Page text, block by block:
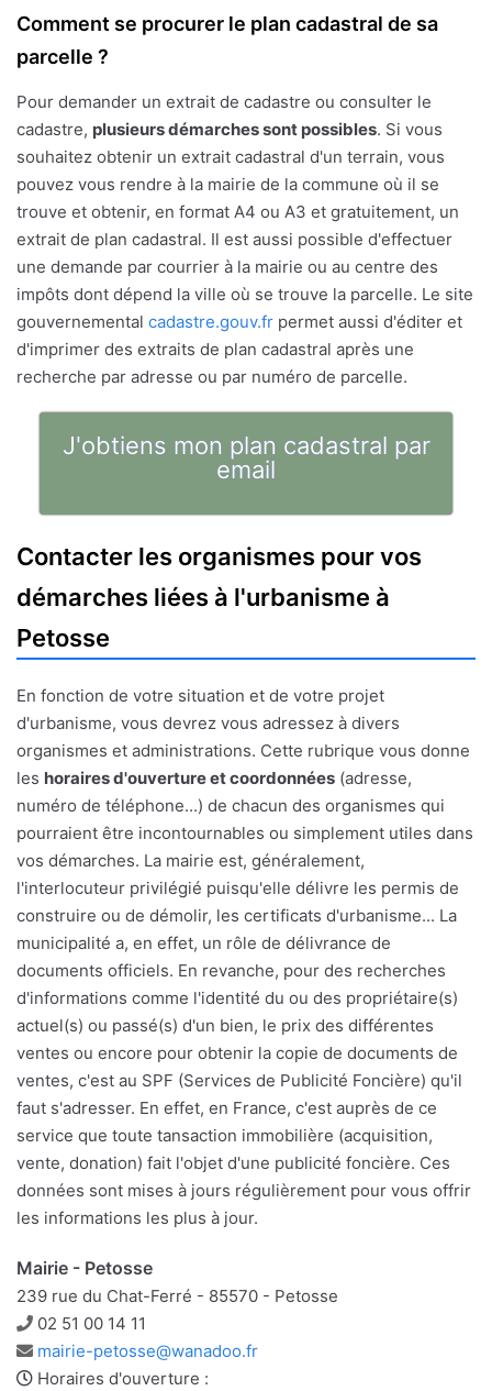
Comment se procurer le plan cadastral de sa
parcelle ?
Pour demander un extrait de cadastre ou consulter le
cadastre, plusieurs démarches sont possibles. Si vous
souhaitez obtenir un extrait cadastral d'un terrain, vous
pouvez vous rendre à la mairie de la commune où il se
trouve et obtenir, en format A4 ou A3 et gratuitement, un
extrait de plan cadastral. Il est aussi possible d'effectuer
une demande par courrier à la mairie ou au centre des
impôts dont dépend la ville où se trouve la parcelle. Le site
gouvernemental cadastre.gouv.fr permet aussi d'éditer et
d'imprimer des extraits de plan cadastral après une
recherche par adresse ou par numéro de parcelle.
J'obtiens mon plan cadastral par
email
Contacter les organismes pour vos
démarches liées à l'urbanisme à
Petosse
En fonction de votre situation et de votre projet
d'urbanisme, vous devrez vous adressez à divers
organismes et administrations. Cette rubrique vous donne
les horaires d'ouverture et coordonnées (adresse,
numéro de téléphone...) de chacun des organismes qui
pourraient être incontournables ou simplement utiles dans
vos démarches. La mairie est, généralement,
l'interlocuteur privilégié puisqu'elle délivre les permis de
construire ou de démolir, les certificats d'urbanisme... La
municipalité a, en effet, un rôle de délivrance de
documents officiels. En revanche, pour des recherches
d'informations comme l'identité du ou des propriétaire(s)
actuel(s) ou passé(s) d'un bien, le prix des différentes
ventes ou encore pour obtenir la copie de documents de
ventes, c'est au SPF (Services de Publicité Foncière) qu'il
faut s'adresser. En effet, en France, c'est auprès de ce
service que toute tansaction immobilière (acquisition,
vente, donation) fait l'objet d'une publicité foncière. Ces
données sont mises à jours régulièrement pour vous offrir
les informations les plus à jour.
Mairie - Petosse
239 rue du Chat-Ferré - 85570 - Petosse
Téléphone
02 51 00 14 11
Adresse
e-
mairie-petosse@wanadoo.fr
Horaires d'ouverture :